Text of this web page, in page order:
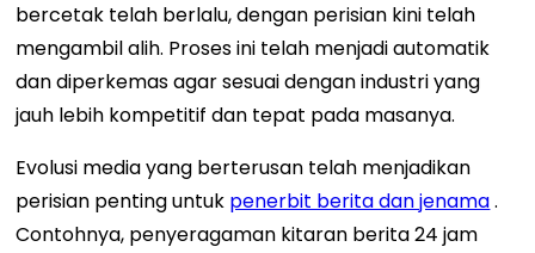
bercetak telah berlalu, dengan perisian kini telah
mengambil alih. Proses ini telah menjadi automatik
dan diperkemas agar sesuai dengan industri yang
jauh lebih kompetitif dan tepat pada masanya.
Evolusi media yang berterusan telah menjadikan
perisian penting untuk penerbit berita dan jenama.
Contohnya, penyeragaman kitaran berita 24 jam